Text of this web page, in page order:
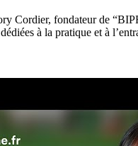
Cordier, fondateur de
à la pratique et à